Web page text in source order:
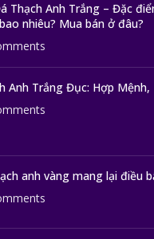
Thạch Anh Trắng – Đặc
nhiêu? Mua bán ở đâu?
Anh Trắng Đục: Hợp
anh vàng mang lại điều